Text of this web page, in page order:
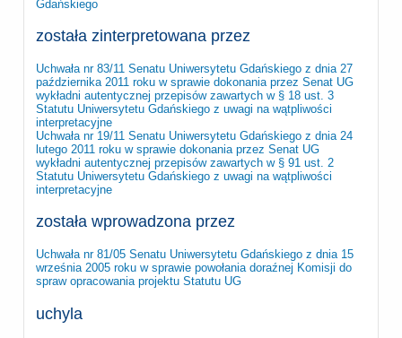
Gdańskiego
została zinterpretowana przez
Uchwała nr 83/11 Senatu Uniwersytetu Gdańskiego z dnia 27
października 2011 roku w sprawie dokonania przez Senat UG
wykładni autentycznej przepisów zawartych w § 18 ust. 3
Statutu Uniwersytetu Gdańskiego z uwagi na wątpliwości
interpretacyjne
Uchwała nr 19/11 Senatu Uniwersytetu Gdańskiego z dnia 24
lutego 2011 roku w sprawie dokonania przez Senat UG
wykładni autentycznej przepisów zawartych w § 91 ust. 2
Statutu Uniwersytetu Gdańskiego z uwagi na wątpliwości
interpretacyjne
została wprowadzona przez
Uchwała nr 81/05 Senatu Uniwersytetu Gdańskiego z dnia 15
września 2005 roku w sprawie powołania doraźnej Komisji do
spraw opracowania projektu Statutu UG
uchyla